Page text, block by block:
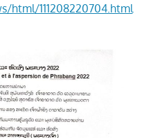
111208220704.html